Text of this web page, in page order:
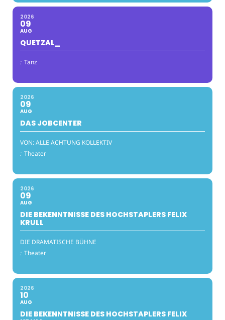
2026
09
AUG
QUETZAL_
: Tanz
2026
09
AUG
DAS JOBCENTER
VON: ALLE ACHTUNG KOLLEKTIV
: Theater
2026
09
AUG
DIE BEKENNTNISSE DES HOCHSTAPLERS FELIX
KRULL
DIE DRAMATISCHE BÜHNE
: Theater
2026
10
AUG
DIE BEKENNTNISSE DES HOCHSTAPLERS FELIX